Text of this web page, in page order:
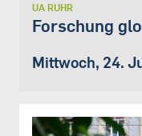
UA RUHR
Forschung
Mittwoch, 24.